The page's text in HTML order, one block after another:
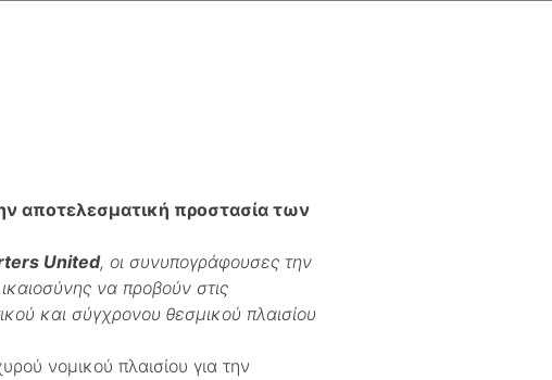
αποτελεσματική προστασία των
United, οι συνυπογράφουσες την
να προβούν στις
και σύγχρονου θεσμικού πλαισίου
νομικού πλαισίου για την